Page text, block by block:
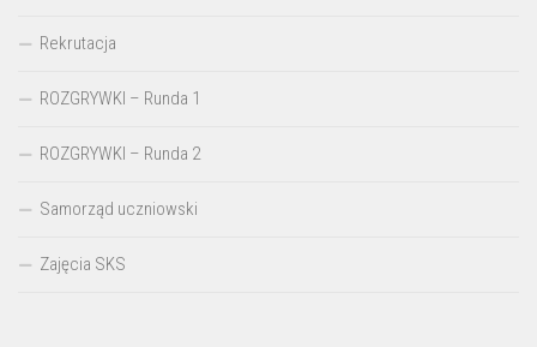
Rekrutacja
ROZGRYWKI – Runda 1
ROZGRYWKI – Runda 2
Samorząd uczniowski
Zajęcia SKS